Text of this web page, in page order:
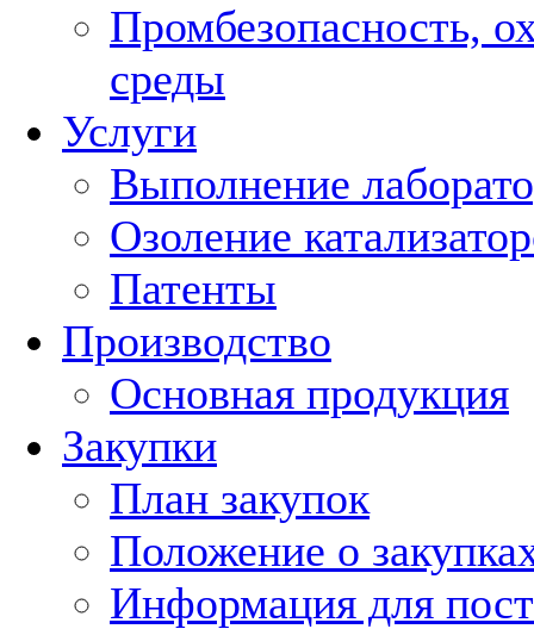
Промбезопасность,
среды
Услуги
Выполнение
Озоление
Патенты
Производство
Основная продукция
Закупки
План закупок
Положение о
Информация для